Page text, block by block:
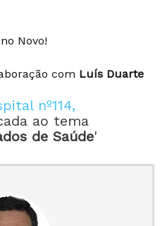
Novo!
com Luís Duarte
nº114,
ao tema
de Saúde'